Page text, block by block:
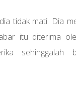
tidak mati. Dia
itu diterima
sehinggalah